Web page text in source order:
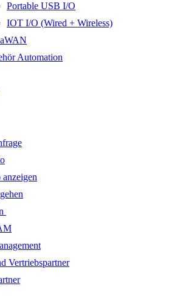
Portable USB I/O
IOT I/O (Wired + Wireless)
Automation
Vertriebspartner